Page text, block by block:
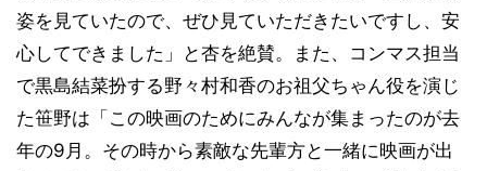
姿を見ていたので、ぜひ見ていただきたいですし、安
心してできました」と杏を絶賛。また、コンマス担当
で黒島結菜扮する野々村和香のお祖父ちゃん役を演じ
た笹野は「この映画のためにみんなが集まったのが去
年の9月。その時から素敵な先輩方と一緒に映画が出